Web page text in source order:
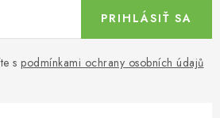
s podmínkami ochrany osobních údajů
PRIHLÁSIŤ SA